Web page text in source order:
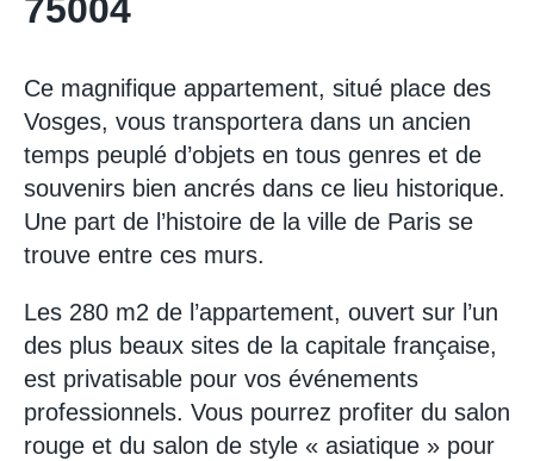
75004
Ce magnifique appartement, situé place des
Vosges, vous transportera dans un ancien
temps peuplé d’objets en tous genres et de
souvenirs bien ancrés dans ce lieu historique.
Une part de l’histoire de la ville de Paris se
trouve entre ces murs.
Les 280 m2 de l’appartement, ouvert sur l’un
des plus beaux sites de la capitale française,
est privatisable pour vos événements
professionnels. Vous pourrez profiter du salon
rouge et du salon de style « asiatique » pour